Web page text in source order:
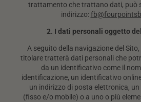
trattamento che trattano dati, può
indirizzo:
2. I dati personali oggetto
A seguito della navigazione del
titolare tratterà dati personali che
da un identificativo come il
identificazione, un identificativo
un indirizzo di posta elettronica,
(fisso e/o mobile) o a uno o più